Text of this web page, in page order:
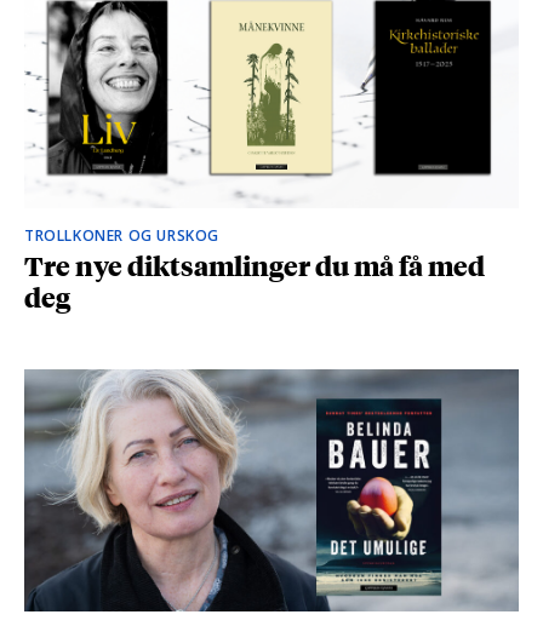
TROLLKONER OG URSKOG
Tre nye diktsamlinger du må få med
deg